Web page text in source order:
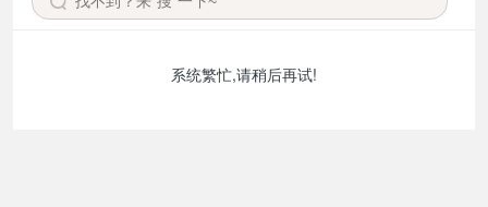
系统繁忙,请稍后再试!